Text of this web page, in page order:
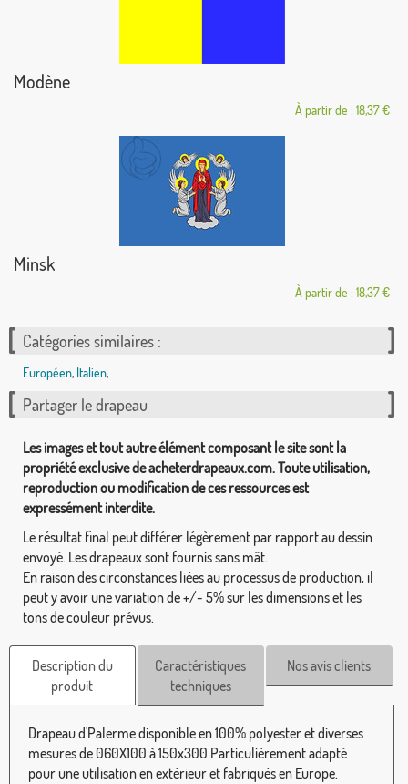
Modène
À partir de : 18,37 €
Minsk
À partir de : 18,37 €
Catégories similaires :
Européen, Italien,
Partager le drapeau
Les images et tout autre élément composant le site sont la
propriété exclusive de acheterdrapeaux.com. Toute utilisation,
reproduction ou modification de ces ressources est
expressément interdite.
Le résultat final peut différer légèrement par rapport au dessin
envoyé. Les drapeaux sont fournis sans mât.
En raison des circonstances liées au processus de production, il
peut y avoir une variation de +/- 5% sur les dimensions et les
tons de couleur prévus.
Description du
produit
Caractéristiques
techniques
Nos avis clients
Drapeau d'Palerme disponible en 100% polyester et diverses
mesures de 060X100 à 150x300 Particulièrement adapté
pour une utilisation en extérieur et fabriqués en Europe.